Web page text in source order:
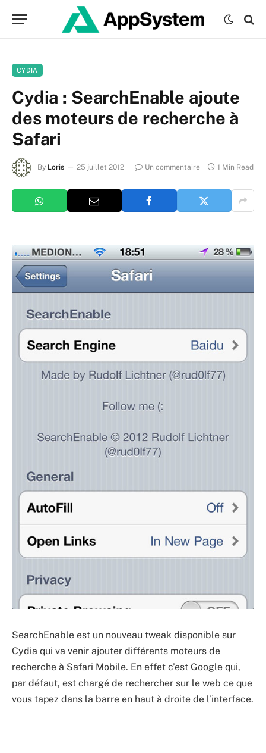
CYDIA
Cydia : SearchEnable ajoute
des moteurs de recherche à
Safari
By Loris 25 juillet 2012 Un commentaire 1 Min Read
SearchEnable est un nouveau tweak disponible sur
Cydia qui va venir ajouter différents moteurs de
recherche à Safari Mobile. En effet c’est Google qui,
par défaut, est chargé de rechercher sur le web ce que
vous tapez dans la barre en haut à droite de l’interface.